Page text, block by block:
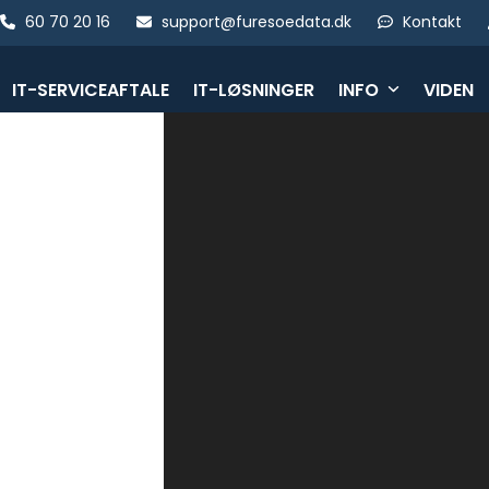
Skip
to
60 70 20 16 support@furesoedata.dk Kontakt
IT-SERVICEAFTALE IT-LØSNINGER INFO VIDEN